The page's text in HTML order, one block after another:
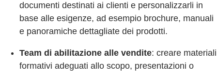
documenti destinati ai clienti e personalizzarli in
base alle esigenze, ad esempio brochure, manuali
e panoramiche dettagliate dei prodotti.
Team di abilitazione alle vendite: creare materiali
formativi adeguati allo scopo, presentazioni o